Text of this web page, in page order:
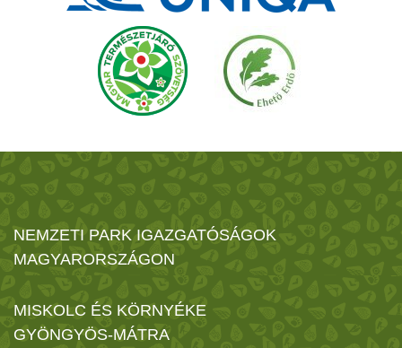
NEMZETI PARK IGAZGATÓSÁGOK
MAGYARORSZÁGON
MISKOLC ÉS KÖRNYÉKE
GYÖNGYÖS-MÁTRA